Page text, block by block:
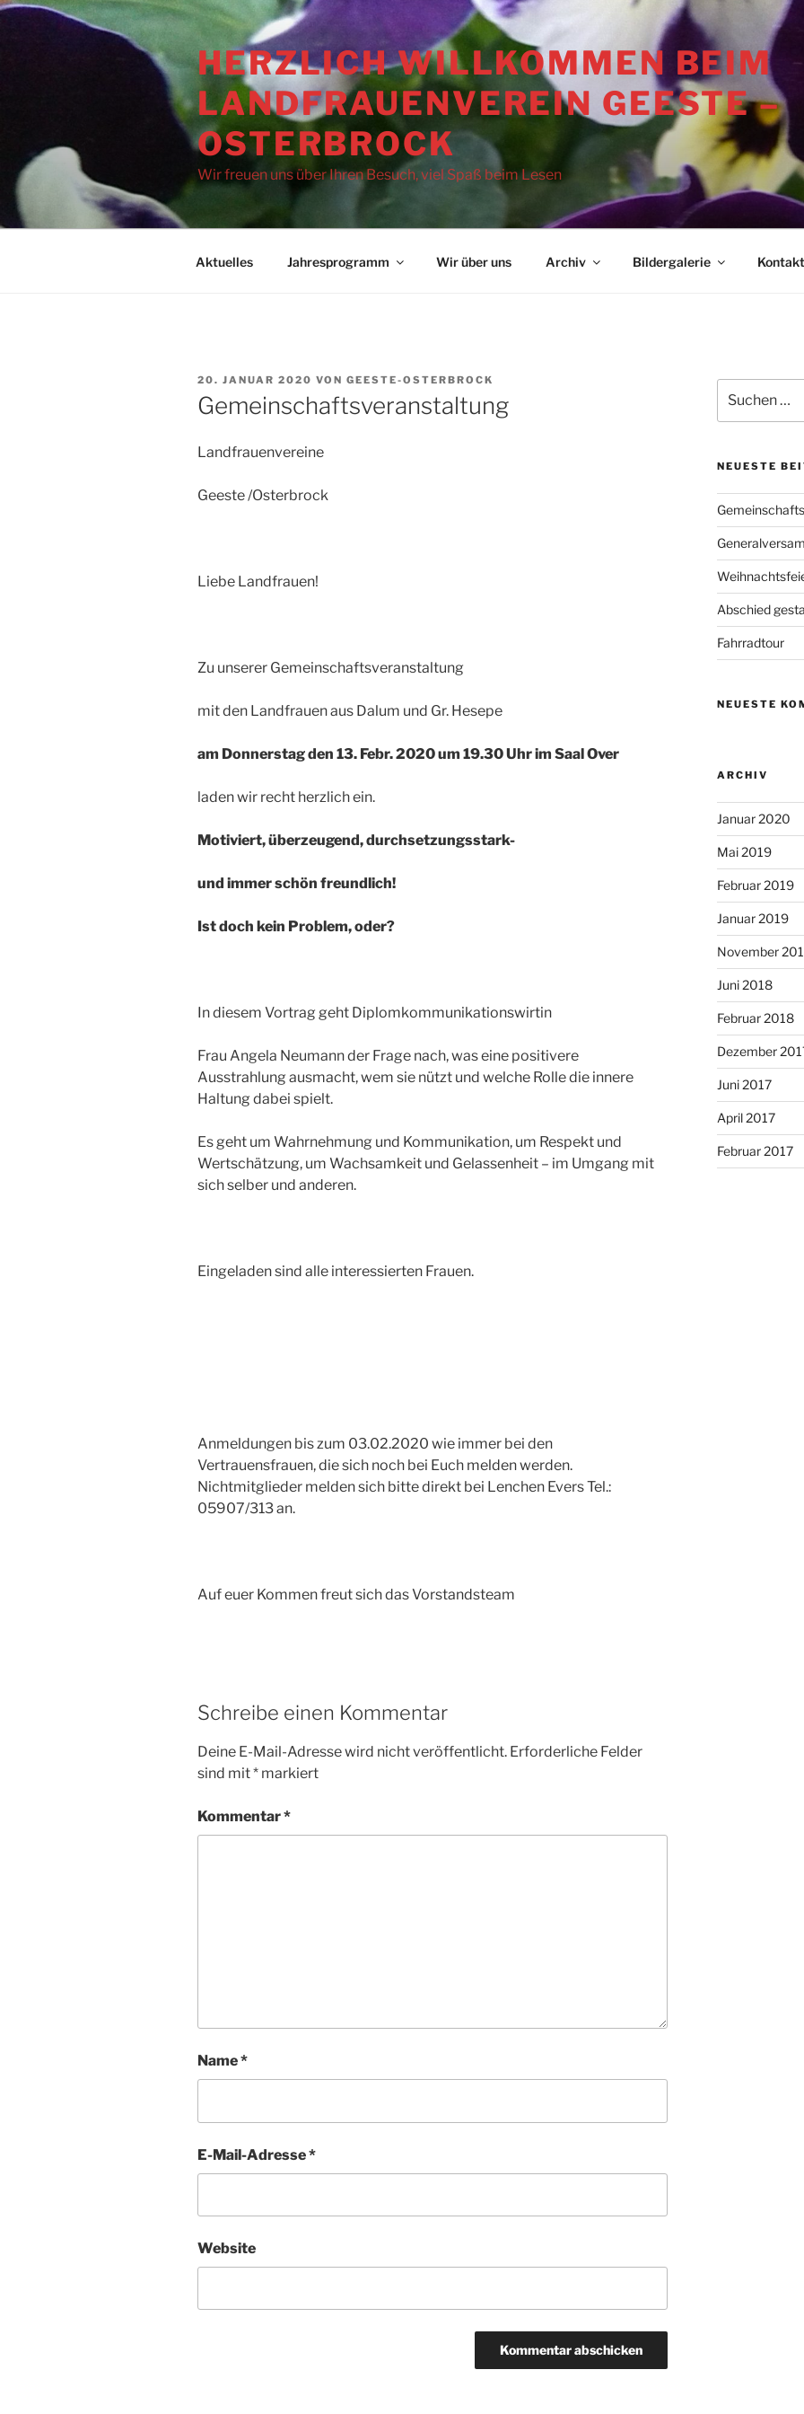
Zum
HERZLICH WILLKOMMEN BEIM
LANDFRAUENVEREIN GEESTE –
OSTERBROCK
Wir freuen uns über Ihren Besuch, viel Spaß beim Lesen
Aktuelles Jahresprogramm Wir über uns Archiv Bildergalerie
VERÖFFENTLICHT
AM
20. JANUAR 2020 VON GEESTE-OSTERBROCK
Gemeinschaftsveranstaltung
Landfrauenvereine
Geeste /Osterbrock
Liebe Landfrauen!
Zu unserer Gemeinschaftsveranstaltung
mit den Landfrauen aus Dalum und Gr. Hesepe
am Donnerstag den 13. Febr. 2020 um 19.30 Uhr im Saal Over
laden wir recht herzlich ein.
Motiviert, überzeugend, durchsetzungsstark-
und immer schön freundlich!
Ist doch kein Problem, oder?
In diesem Vortrag geht Diplomkommunikationswirtin
Frau Angela Neumann der Frage nach, was eine positivere
Ausstrahlung ausmacht, wem sie nützt und welche Rolle die innere
Haltung dabei spielt.
Es geht um Wahrnehmung und Kommunikation, um Respekt und
Wertschätzung, um Wachsamkeit und Gelassenheit – im Umgang mit
sich selber und anderen.
Eingeladen sind alle interessierten Frauen.
Anmeldungen bis zum 03.02.2020 wie immer bei den
Vertrauensfrauen, die sich noch bei Euch melden werden.
Nichtmitglieder melden sich bitte direkt bei Lenchen Evers Tel.:
05907/313 an.
Auf euer Kommen freut sich das Vorstandsteam
Schreibe einen Kommentar
Deine E-Mail-Adresse wird nicht veröffentlicht. Erforderliche Felder
sind mit* markiert
Kommentar*
Name*
E-Mail-Adresse*
Website
nach:
NEUESTE
Abschied
Fahrradtour
NEUESTE
ARCHIV
Januar 2020
Mai 2019
Februar 2019
Januar 2019
November
Juni 2018
Februar 2018
Dezember
Juni 2017
April 2017
Februar 2017